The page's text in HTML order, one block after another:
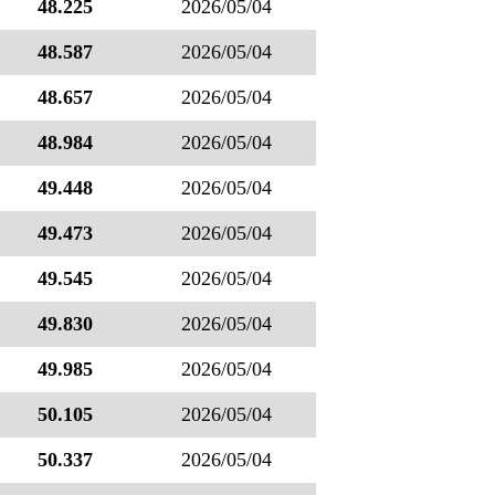
48.225 2026/05/04
48.587 2026/05/04
48.657 2026/05/04
48.984 2026/05/04
49.448 2026/05/04
49.473 2026/05/04
49.545 2026/05/04
49.830 2026/05/04
49.985 2026/05/04
50.105 2026/05/04
50.337 2026/05/04